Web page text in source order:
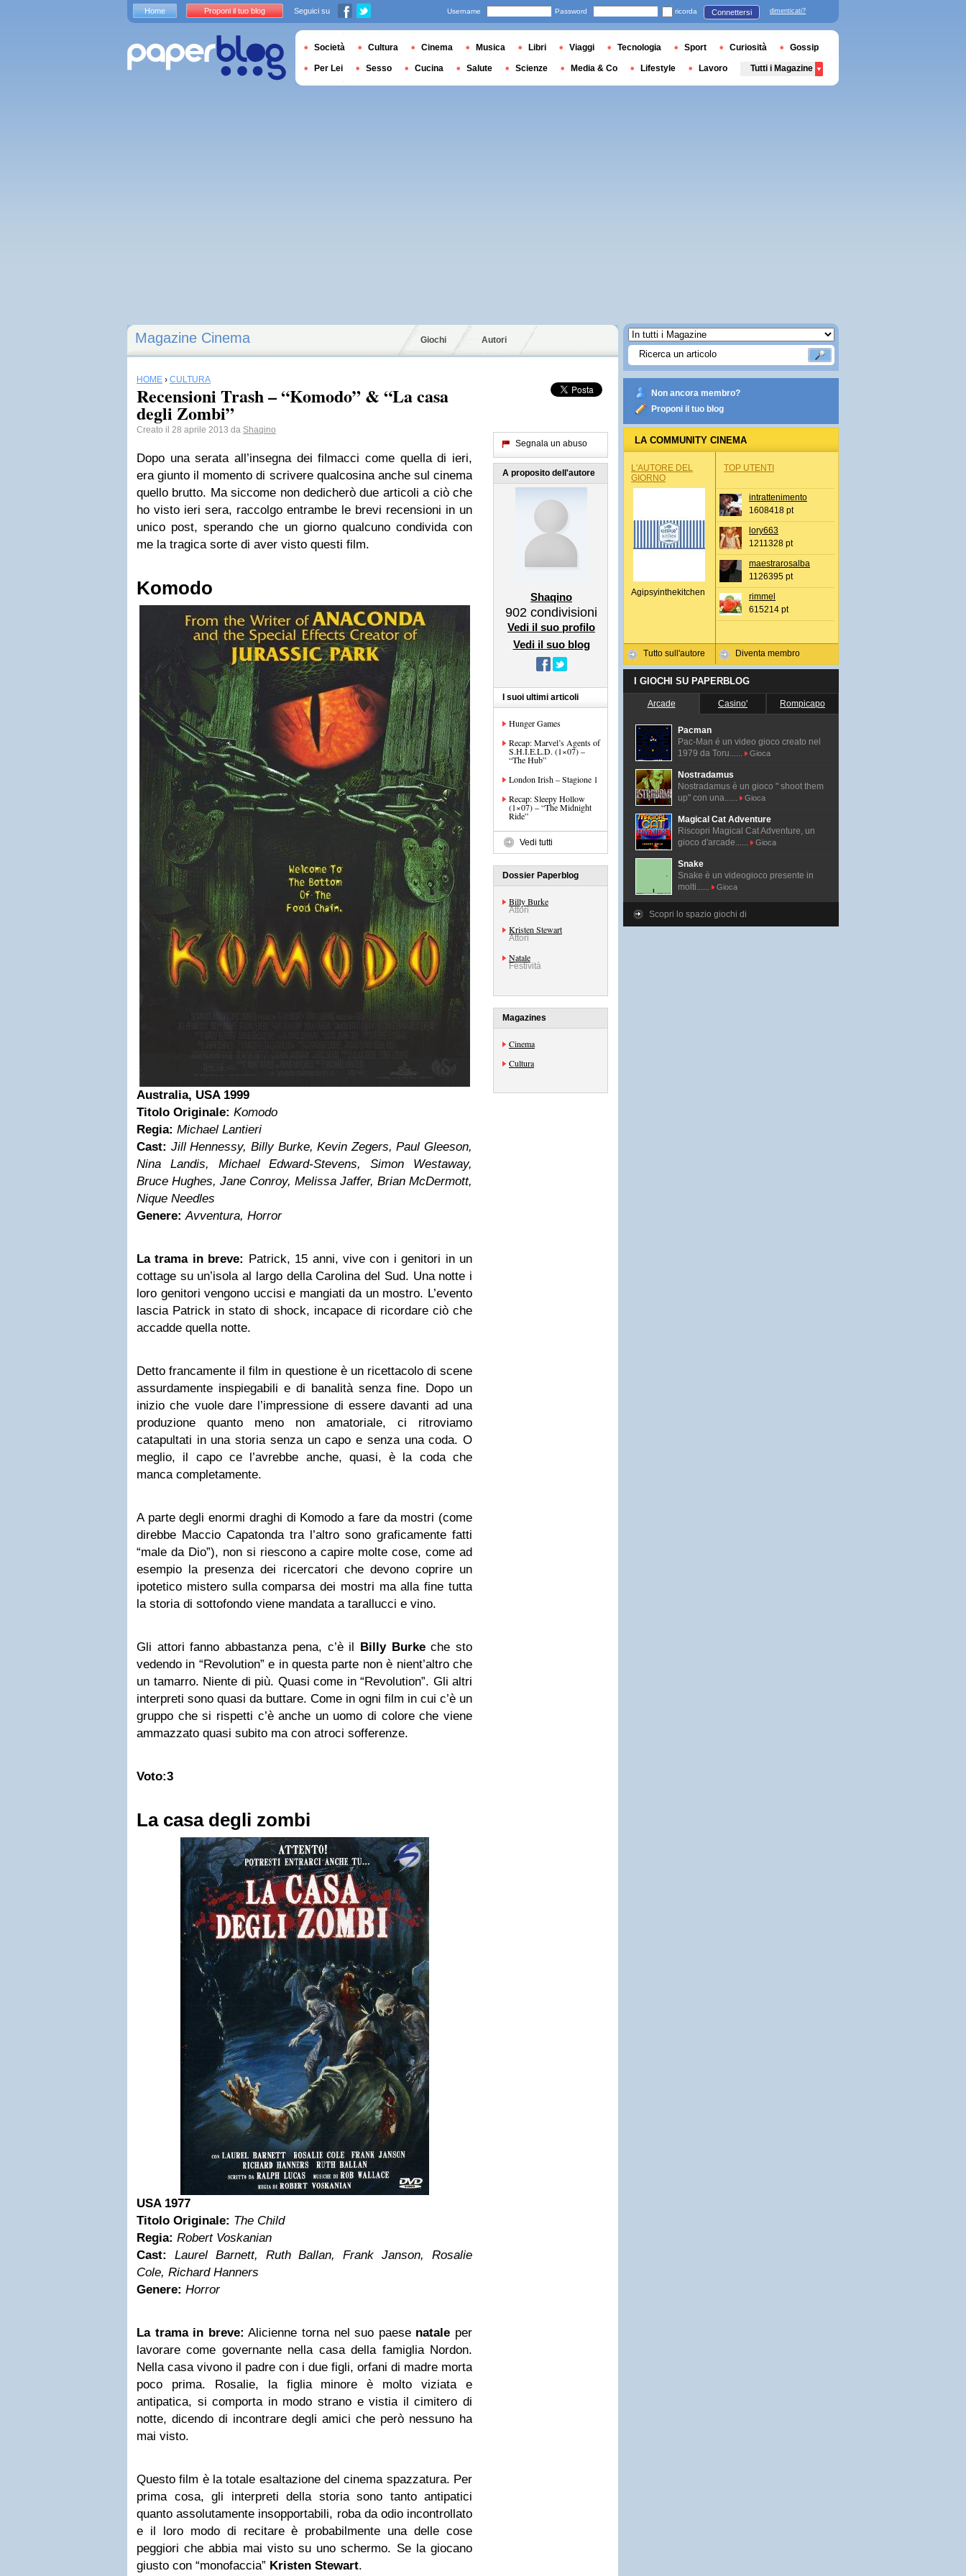
Magazine Cinema Giochi Autori
HOME › CULTURA
Recensioni Trash – “Komodo” & “La casa
degli Zombi”
Creato il 28 aprile 2013 da Shaqino
Dopo una serata all’insegna dei filmacci come quella di ieri,
era giunto il momento di scrivere qualcosina anche sul cinema
quello brutto. Ma siccome non dedicherò due articoli a ciò che
ho visto ieri sera, raccolgo entrambe le brevi recensioni in un
unico post, sperando che un giorno qualcuno condivida con
me la tragica sorte di aver visto questi film.
Komodo
Australia, USA 1999
Titolo Originale: Komodo
Regia: Michael Lantieri
Cast: Jill Hennessy, Billy Burke, Kevin Zegers, Paul Gleeson,
Nina Landis, Michael Edward-Stevens, Simon Westaway,
Bruce Hughes, Jane Conroy, Melissa Jaffer, Brian McDermott,
Nique Needles
Genere: Avventura, Horror
La trama in breve: Patrick, 15 anni, vive con i genitori in un
cottage su un’isola al largo della Carolina del Sud. Una notte i
loro genitori vengono uccisi e mangiati da un mostro. L’evento
lascia Patrick in stato di shock, incapace di ricordare ciò che
accadde quella notte.
Detto francamente il film in questione è un ricettacolo di scene
assurdamente inspiegabili e di banalità senza fine. Dopo un
inizio che vuole dare l’impressione di essere davanti ad una
produzione quanto meno non amatoriale, ci ritroviamo
catapultati in una storia senza un capo e senza una coda. O
meglio, il capo ce l’avrebbe anche, quasi, è la coda che
manca completamente.
A parte degli enormi draghi di Komodo a fare da mostri (come
direbbe Maccio Capatonda tra l’altro sono graficamente fatti
“male da Dio”), non si riescono a capire molte cose, come ad
esempio la presenza dei ricercatori che devono coprire un
ipotetico mistero sulla comparsa dei mostri ma alla fine tutta
la storia di sottofondo viene mandata a tarallucci e vino.
Gli attori fanno abbastanza pena, c’è il Billy Burkeche sto
vedendo in “Revolution” e in questa parte non è nient’altro che
un tamarro. Niente di più. Quasi come in “Revolution”. Gli altri
interpreti sono quasi da buttare. Come in ogni film in cui c’è un
gruppo che si rispetti c’è anche un uomo di colore che viene
ammazzato quasi subito ma con atroci sofferenze.
Voto:3
La casa degli zombi
USA 1977
Titolo Originale: The Child
Regia: Robert Voskanian
Cast:
Laurel Barnett, Ruth Ballan, Frank Janson, Rosalie
Cole, Richard Hanners
Genere: Horror
La trama in breve: Alicienne torna nel suo paese natale per
lavorare come governante nella casa della famiglia Nordon.
Nella casa vivono il padre con i due figli, orfani di madre morta
poco prima. Rosalie, la figlia minore è molto viziata e
antipatica, si comporta in modo strano e vistia il cimitero di
notte, dicendo di incontrare degli amici che però nessuno ha
mai visto.
Questo film è la totale esaltazione del cinema spazzatura. Per
prima cosa, gli interpreti della storia sono tanto antipatici
quanto assolutamente insopportabili, roba da odio incontrollato
e il loro modo di recitare è probabilmente una delle cose
peggiori che abbia mai visto su uno schermo. Se la giocano
giusto con “monofaccia” Kristen Stewart.
Segnala un abuso
A proposito dell'autore
Shaqino
902 condivisioni
Vedi il suo profilo
Vedi il suo blog
I suoi ultimi articoli
Hunger Games
Recap: Marvel’s Agents of
S.H.I.E.L.D. (1×07) –
“The Hub”
London Irish – Stagione 1
Recap: Sleepy Hollow
(1×07) – “The Midnight
Ride”
Vedi tutti
Dossier Paperblog
Billy Burke
Attori
Kristen Stewart
Attori
Natale
Festività
Magazines
Cinema
Cultura
Non ancora membro?
Proponi il tuo blog
LA COMMUNITY CINEMA
L'AUTORE DEL
GIORNO
Agipsyinthekitchen
Tutto sull'autore
TOP UTENTI
intrattenimento
1608418 pt
lory663
1211328 pt
maestrarosalba
1126395 pt
rimmel
615214 pt
Diventa membro
I GIOCHI SU PAPERBLOG
Arcade Casino' Rompicapo
Pacman
Pac-Man é un video gioco creato nel
1979 da Toru......
Gioca
Nostradamus
Nostradamus è un gioco " shoot them
up" con una......
Gioca
Magical Cat Adventure
Riscopri Magical Cat Adventure, un
gioco d'arcade......
Gioca
Snake
Snake è un videogioco presente in
molti......
Gioca
Scopri lo spazio giochi di
Home Proponi il tuo blog Seguici su Username Password ricorda Connettersi dimenticati?
Società Cultura Cinema Musica Libri Viaggi Tecnologia Sport Curiosità Gossip
Per Lei Sesso Cucina Salute Scienze Media & Co Lifestyle Lavoro Tutti i Magazine